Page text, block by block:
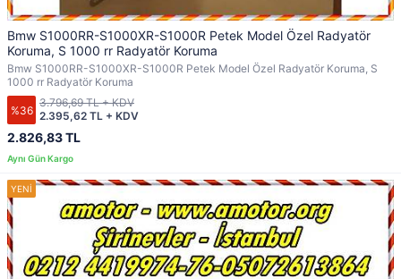
Bmw S1000RR-S1000XR-S1000R Petek Model Özel Radyatör
Koruma, S 1000 rr Radyatör Koruma
Bmw S1000RR-S1000XR-S1000R Petek Model Özel Radyatör Koruma, S
1000 rr Radyatör Koruma
%36
2.826,83 TL
2.395,62 TL + KDV
3.796,69 TL + KDV